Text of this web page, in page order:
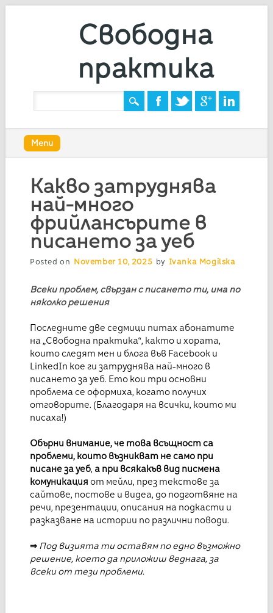
Свободна
практика
Main menu
content
Menu
Какво затруднява
най-много
фрийлансърите в
писането за уеб
Posted on November 10, 2025 by Ivanka Mogilska
Всеки проблем, свързан с писането ти, има по
няколко решения
Последните две седмици питах абонатите
на „Свободна практика“, както и хората,
които следят мен и блога във Facebook и
LinkedIn кое ги затруднява най-много в
писането за уеб. Ето кои три основни
проблема се оформиха, когато получих
отговорите. (Благодаря на всички, които ми
писаха!)
Обърни внимание, че това всъщност са
проблеми, които възникват не само при
писане за уеб, а при всякакъв вид писмена
комуникация от мейли, през текстове за
сайтове, постове и видеа, до подготвяне на
речи, презентации, описания на подкасти и
разказване на истории по различни поводи.
⇒ Под визията ти оставям по едно възможно
решение, което да приложиш веднага, за
всеки от тези проблеми.